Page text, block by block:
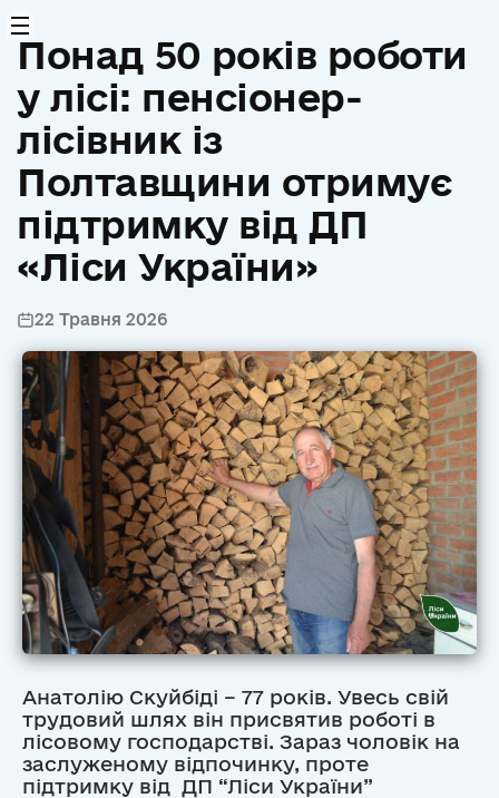
Понад 50 років роботи
у лісі: пенсіонер-
лісівник із
Полтавщини отримує
підтримку від ДП
«Ліси України»
22 Травня 2026
Анатолію Скуйбіді – 77 років. Увесь свій
трудовий шлях він присвятив роботі в
лісовому господарстві. Зараз чоловік на
заслуженому відпочинку, проте
підтримку від ДП “Ліси України”